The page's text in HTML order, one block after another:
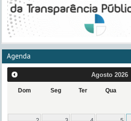
Agenda
Agosto 2026
Dom Seg Ter Qua